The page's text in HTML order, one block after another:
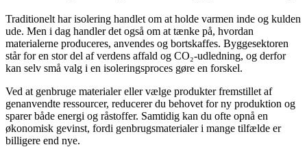
Traditionelt har isolering handlet om at holde varmen inde og kulden
ude. Men i dag handler det også om at tænke på, hvordan
materialerne produceres, anvendes og bortskaffes. Byggesektoren
står for en stor del af verdens affald og CO₂-udledning, og derfor
kan selv små valg i en isoleringsproces gøre en forskel.
Ved at genbruge materialer eller vælge produkter fremstillet af
genanvendte ressourcer, reducerer du behovet for ny produktion og
sparer både energi og råstoffer. Samtidig kan du ofte opnå en
økonomisk gevinst, fordi genbrugsmaterialer i mange tilfælde er
billigere end nye.